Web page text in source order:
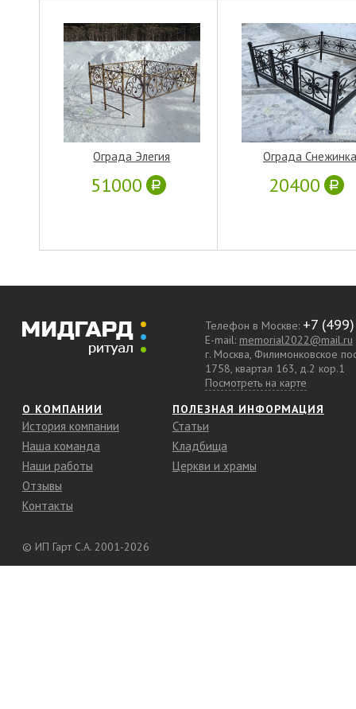
Ограда Элегия
51000
Ограда Снежинка
20400
Телефон в Москве:
E-mail: memorial2022@mail.ru
г. Москва, Филимонковское
1758, квартал 163, д.2 кор.1
Посмотреть на карте
О КОМПАНИИ
История компании
Наша команда
Наши работы
Отзывы
Контакты
ПОЛЕЗНАЯ ИНФОРМАЦИЯ
Статьи
Кладбища
Церкви и храмы
© ИП Гарт С.А. 2001-2026